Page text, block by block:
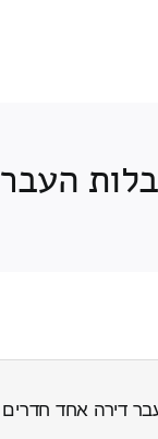
דירה אחד